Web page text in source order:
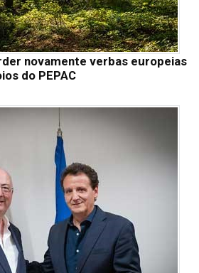
novamente verbas europeias
do PEPAC